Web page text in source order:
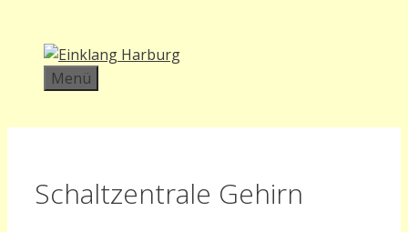
Inhalt
springen
Menü
Schaltzentrale Gehirn